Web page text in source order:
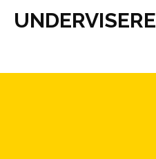
UNDERVISERE